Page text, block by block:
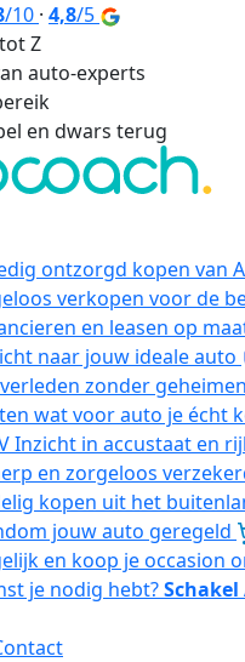
/10 · 4,8/5
Z
auto-experts
en dwars terug
ontzorgd kopen van
verkopen voor de
en leasen op
naar jouw ideale auto
zonder geheimen
wat voor auto je écht
Inzicht in accustaat en
en zorgeloos
kopen uit het
jouw auto geregeld
en koop je occasion
je nodig hebt?